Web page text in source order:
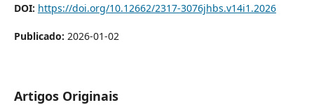
DOI: https://doi.org/10.12662/2317-3076jhbs.v14i1.2026
Publicado: 2026-01-02
Artigos Originais